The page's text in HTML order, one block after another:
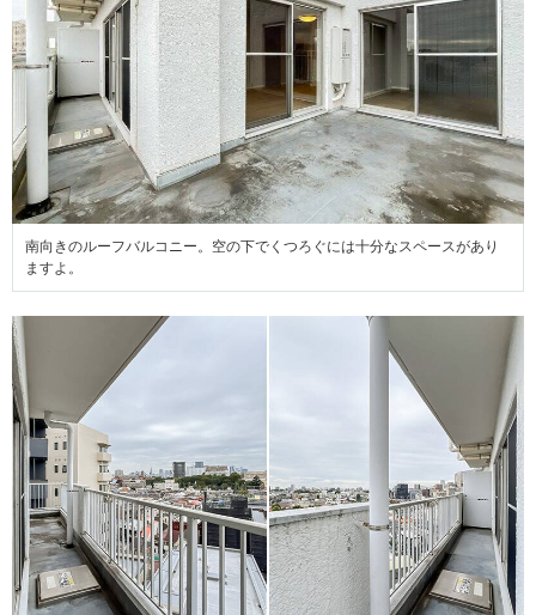
南向きのルーフバルコニー。空の下でくつろぐには十分なスペースがあり
ますよ。